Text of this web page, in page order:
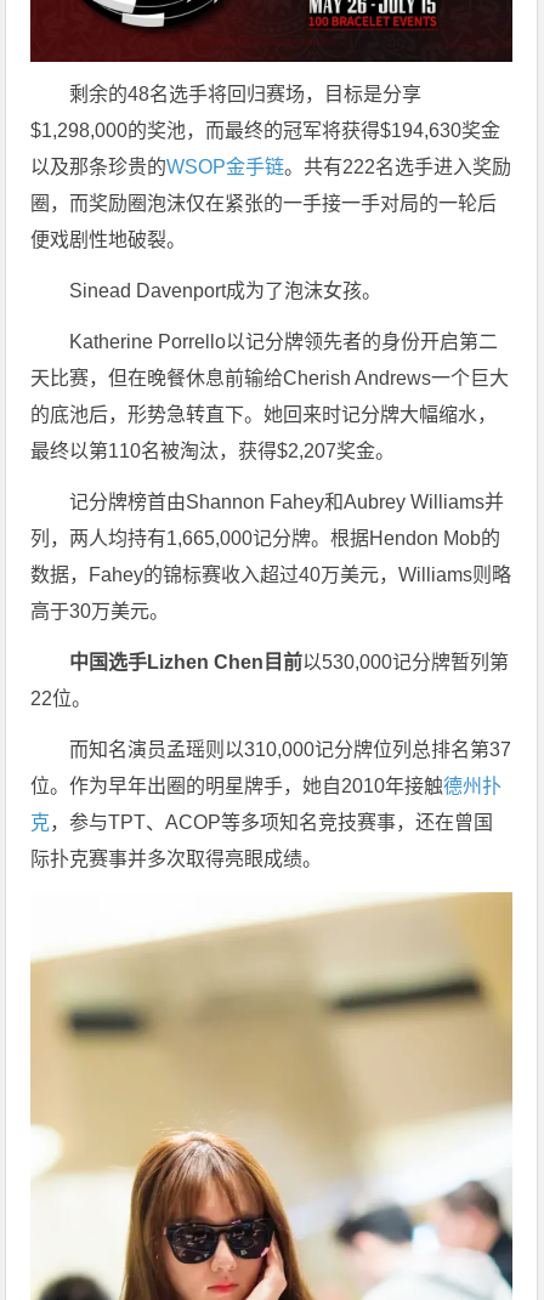
剩余的48名选手将回归赛场，目标是分享
$1,298,000的奖池，而最终的冠军将获得$194,630奖金
以及那条珍贵的WSOP金手链。共有222名选手进入奖励
圈，而奖励圈泡沫仅在紧张的一手接一手对局的一轮后
便戏剧性地破裂。
Sinead Davenport成为了泡沫女孩。
Katherine Porrello以记分牌领先者的身份开启第二
天比赛，但在晚餐休息前输给Cherish Andrews一个巨大
的底池后，形势急转直下。她回来时记分牌大幅缩水，
最终以第110名被淘汰，获得$2,207奖金。
记分牌榜首由Shannon Fahey和Aubrey Williams并
列，两人均持有1,665,000记分牌。根据Hendon Mob的
数据，Fahey的锦标赛收入超过40万美元，Williams则略
高于30万美元。
中国选手Lizhen Chen目前以530,000记分牌暂列第
22位。
而知名演员孟瑶则以310,000记分牌位列总排名第37
位。作为早年出圈的明星牌手，她自2010年接触德州扑
克，参与TPT、ACOP等多项知名竞技赛事，还在曾国
际扑克赛事并多次取得亮眼成绩。